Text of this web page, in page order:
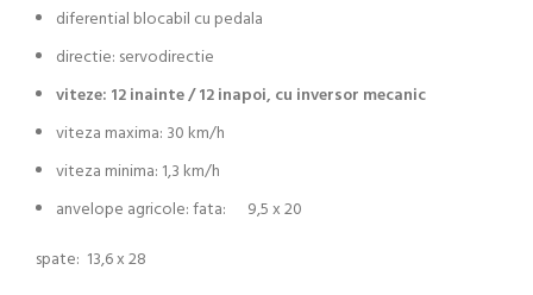
diferential blocabil cu pedala
directie: servodirectie
viteze: 12 inainte / 12 inapoi, cu inversor mecanic
viteza maxima: 30 km/h
viteza minima: 1,3 km/h
anvelope agricole: fata: 9,5 x 20
spate: 13,6 x 28